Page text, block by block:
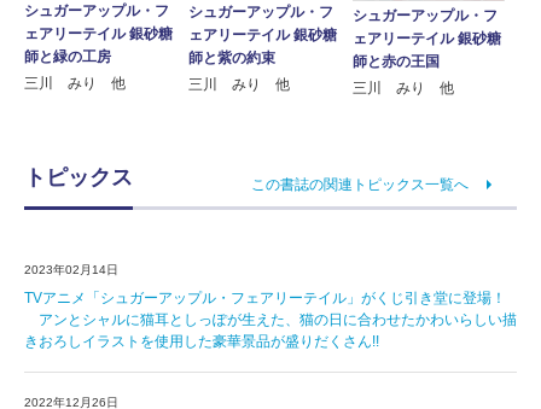
シュガーアップル・フ
ェアリーテイル 銀砂糖
師と緑の工房
三川 みり 他
シュガーアップル・フ
ェアリーテイル 銀砂糖
師と紫の約束
三川 みり 他
シュガーアップル・フ
ェアリーテイル 銀砂糖
師と赤の王国
三川 みり 他
トピックス この書誌の関連トピックス一覧へ
2023年02月14日
TVアニメ「シュガーアップル・フェアリーテイル」がくじ引き堂に登場！
アンとシャルに猫耳としっぽが生えた、猫の日に合わせたかわいらしい描
きおろしイラストを使用した豪華景品が盛りだくさん!!
2022年12月26日